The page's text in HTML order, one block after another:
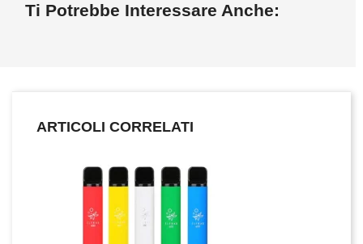
Ti Potrebbe Interessare Anche:
ARTICOLI CORRELATI